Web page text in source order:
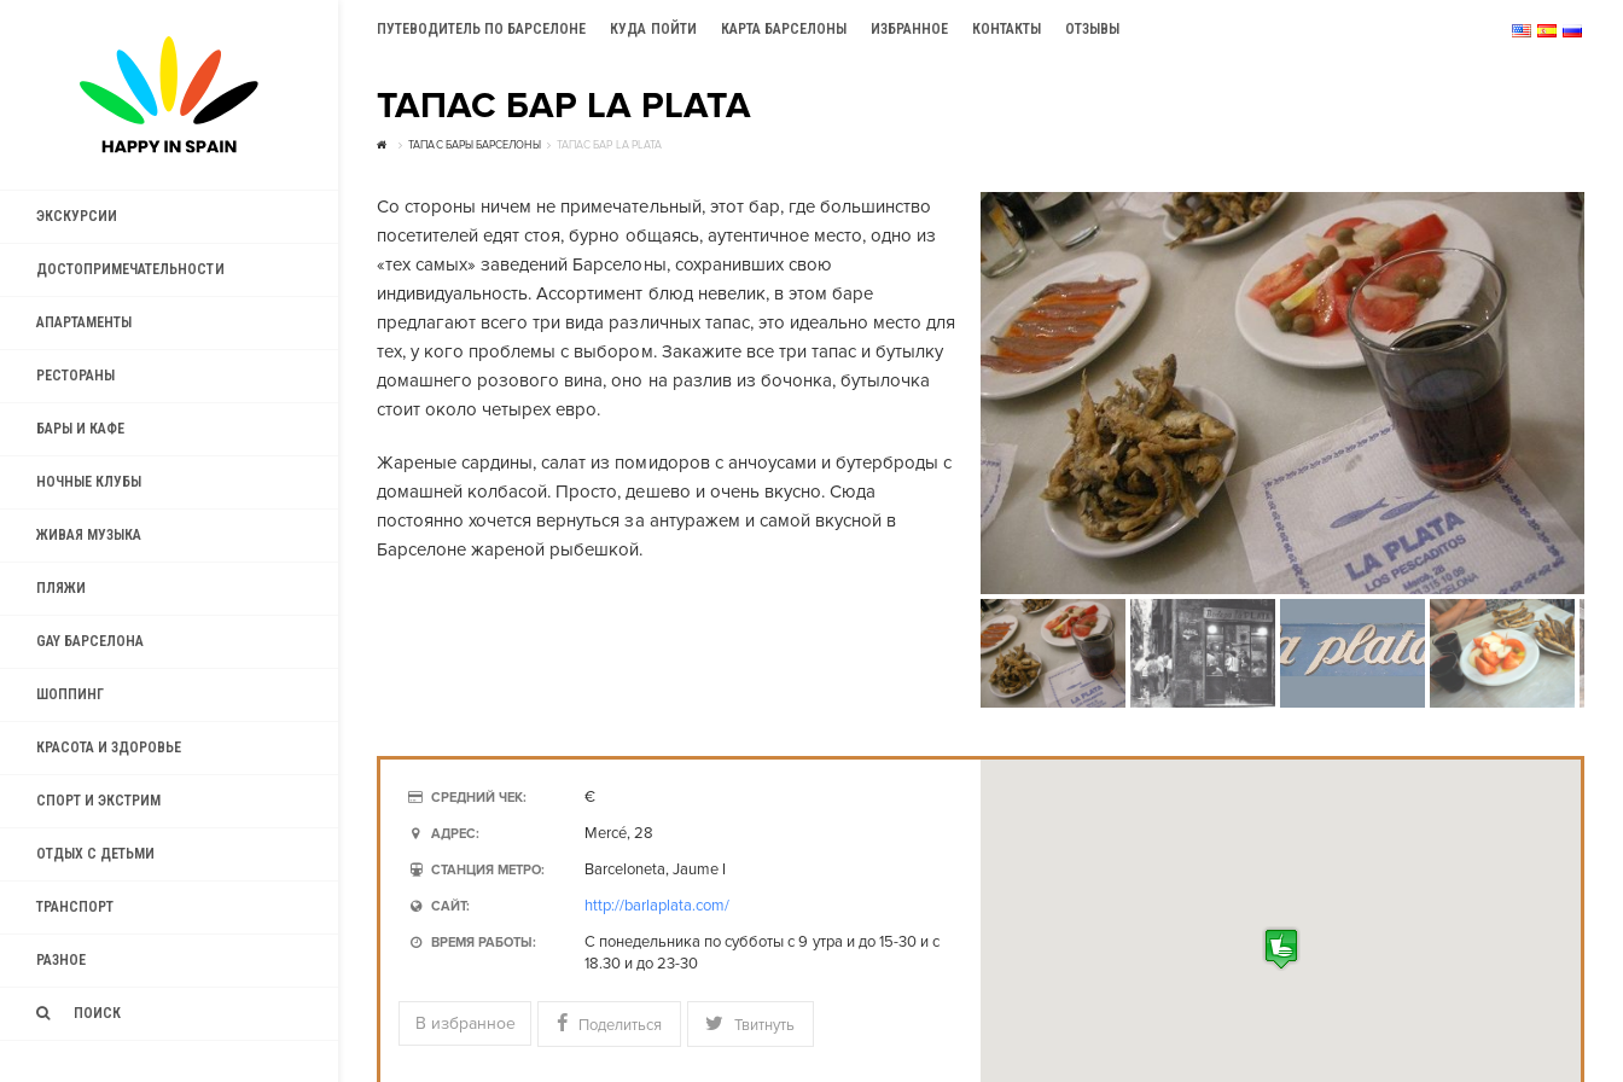
ПУТЕВОДИТЕЛЬ ПО БАРСЕЛОНЕ КУДА ПОЙТИ КАРТА БАРСЕЛОНЫ ИЗБРАННОЕ КОНТАКТЫ ОТЗЫВЫ
ЭКСКУРСИИ
ДОСТОПРИМЕЧАТЕЛЬНОСТИ
АПАРТАМЕНТЫ
РЕСТОРАНЫ
БАРЫ И КАФЕ
НОЧНЫЕ КЛУБЫ
ЖИВАЯ МУЗЫКА
ПЛЯЖИ
GAY БАРСЕЛОНА
ШОППИНГ
КРАСОТА И ЗДОРОВЬЕ
СПОРТ И ЭКСТРИМ
ОТДЫХ С ДЕТЬМИ
ТРАНСПОРТ
РАЗНОЕ
ПОИСК
ТАПАС БАР LA PLATA
ТАПАС БАРЫ БАРСЕЛОНЫ ТАПАС БАР LA PLATA
Со стороны ничем не примечательный, этот бар, где большинство
посетителей едят стоя, бурно общаясь, аутентичное место, одно из
«тех самых» заведений Барселоны, сохранивших свою
индивидуальность. Ассортимент блюд невелик, в этом баре
предлагают всего три вида различных тапас, это идеально место для
тех, у кого проблемы с выбором. Закажите все три тапас и бутылку
домашнего розового вина, оно на разлив из бочонка, бутылочка
стоит около четырех евро.
Жареные сардины, салат из помидоров с анчоусами и бутерброды с
домашней колбасой. Просто, дешево и очень вкусно. Сюда
постоянно хочется вернуться за антуражем и самой вкусной в
Барселоне жареной рыбешкой.
СРЕДНИЙ ЧЕК: €
АДРЕС: Mercé, 28
СТАНЦИЯ МЕТРО: Barceloneta, Jaume I
САЙТ: http://barlaplata.com/
ВРЕМЯ РАБОТЫ:
С понедельника по субботы с 9 утра и до 15-30 и с
18.30 и до 23-30
В избранное Поделиться Твитнуть